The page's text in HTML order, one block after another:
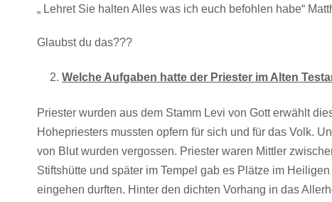
„ Lehret Sie halten Alles was ich euch befohlen habe“
Glaubst du das???
Welche Aufgaben hatte der Priester im Alten
Priester wurden aus dem Stamm Levi von Gott erwählt
Hohepriesters mussten opfern für sich und für das Volk.
von Blut wurden vergossen. Priester waren Mittler
Stiftshütte und später im Tempel gab es Plätze im
eingehen durften. Hinter den dichten Vorhang in das